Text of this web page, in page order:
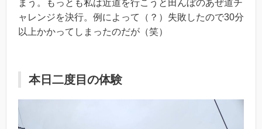
まう。もっとも私は近道を行こうと田んぼのあぜ道チ
ャレンジを決行。例によって（？）失敗したので30分
以上かかってしまったのだが（笑）
本日二度目の体験